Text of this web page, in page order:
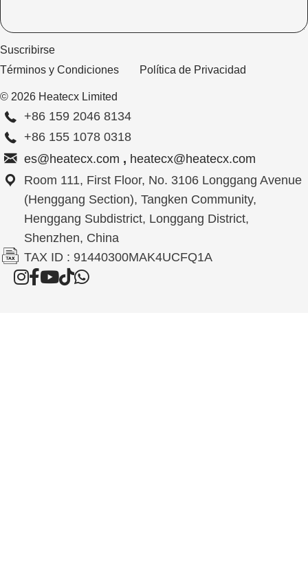
Suscribirse
Términos y Condiciones
Política de Privacidad
© 2026 Heatecx Limited
+86 159 2046 8134
+86 155 1078 0318
es@heatecx.com , heatecx@heatecx.com
Room 111, First Floor, No. 3106 Longgang Avenue
(Henggang Section), Tangken Community,
Henggang Subdistrict, Longgang District,
Shenzhen, China
TAX ID : 91440300MAK4UCFQ1A